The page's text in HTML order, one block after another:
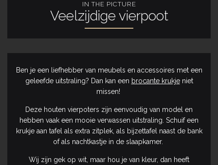
IN THE PICTURE
Veelzijdige vierpoot
Ben je een liefhebber van meubels en accessoires met een
geleefde uitstraling? Dan kan een brocante krukjeniet
missen!
Deze houten vierpoters zijn eenvoudig van model en
hebben vaak een mooie verwassen uitstraling. Schuif een
krukje aan tafel als extra zitplek, als bijzettafel naast de bank
of als nachtkastje in de slaapkamer.
Wij zijn gek op wit, maar hou je van kleur, dan heeft